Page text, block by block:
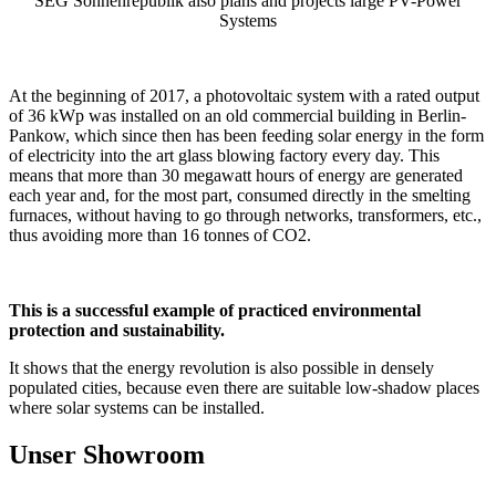
Systems
At the beginning of 2017, a photovoltaic system with a rated output
of 36 kWp was installed on an old commercial building in Berlin-
Pankow, which since then has been feeding solar energy in the form
of electricity into the art glass blowing factory every day. This
means that more than 30 megawatt hours of energy are generated
each year and, for the most part, consumed directly in the smelting
furnaces, without having to go through networks, transformers, etc.,
thus avoiding more than 16 tonnes of CO2.
This is a successful example of practiced environmental
protection and sustainability.
It shows that the energy revolution is also possible in densely
populated cities, because even there are suitable low-shadow places
where solar systems can be installed.
Unser Showroom